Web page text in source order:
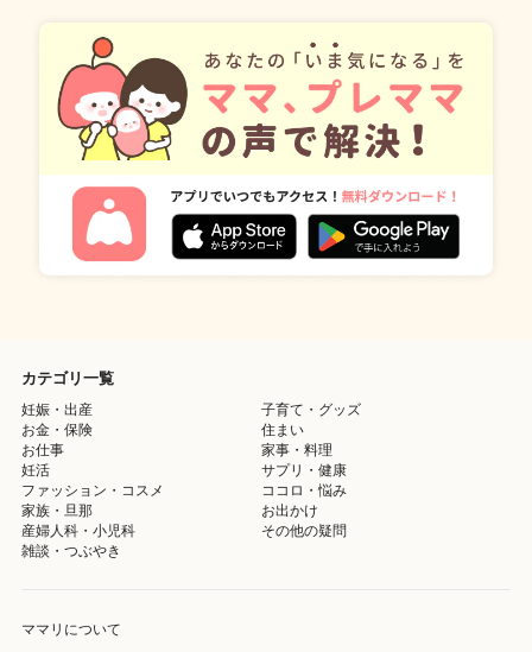
カテゴリ一覧
妊娠・出産
子育て・グッズ
お金・保険
住まい
お仕事
家事・料理
妊活
サプリ・健康
ファッション・コスメ
ココロ・悩み
家族・旦那
お出かけ
産婦人科・小児科
その他の疑問
雑談・つぶやき
ママリについて